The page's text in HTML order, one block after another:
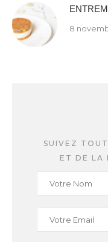
8
SUIVEZ
ET DE LA